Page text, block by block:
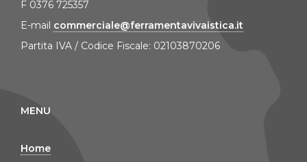
F 0376 725357
E-mail commerciale@ferramentavivaistica.it
Partita IVA / Codice Fiscale: 02103870206
MENU
Home